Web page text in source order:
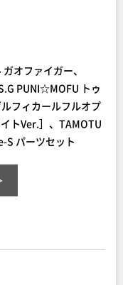
オファイガー、
PUNI☆MOFU トゥ
フィカールフルオプ
トVer.］、TAMOTU
S パーツセット